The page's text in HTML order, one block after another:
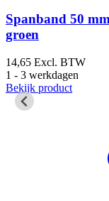
Spanband 50
groen
14,65 Excl. BTW
1 - 3 werkdagen
Bekijk product